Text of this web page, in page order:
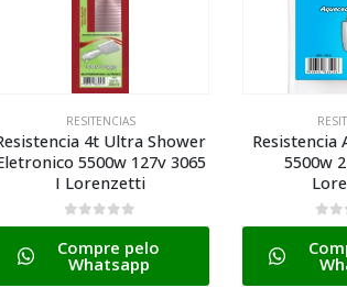
RESITENCIAS
Resistencia Aquec Versatil
5500w 220v 755 G
Lorenzetti
0de 5
Compre pelo
Whatsapp
Resistencia
3056
0